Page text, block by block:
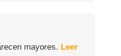
mayores. Leer